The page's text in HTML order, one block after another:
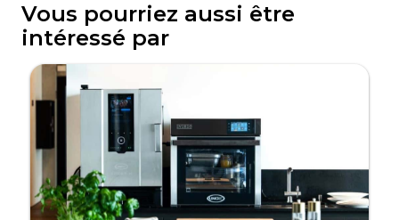
Vous pourriez aussi être
intéressé par